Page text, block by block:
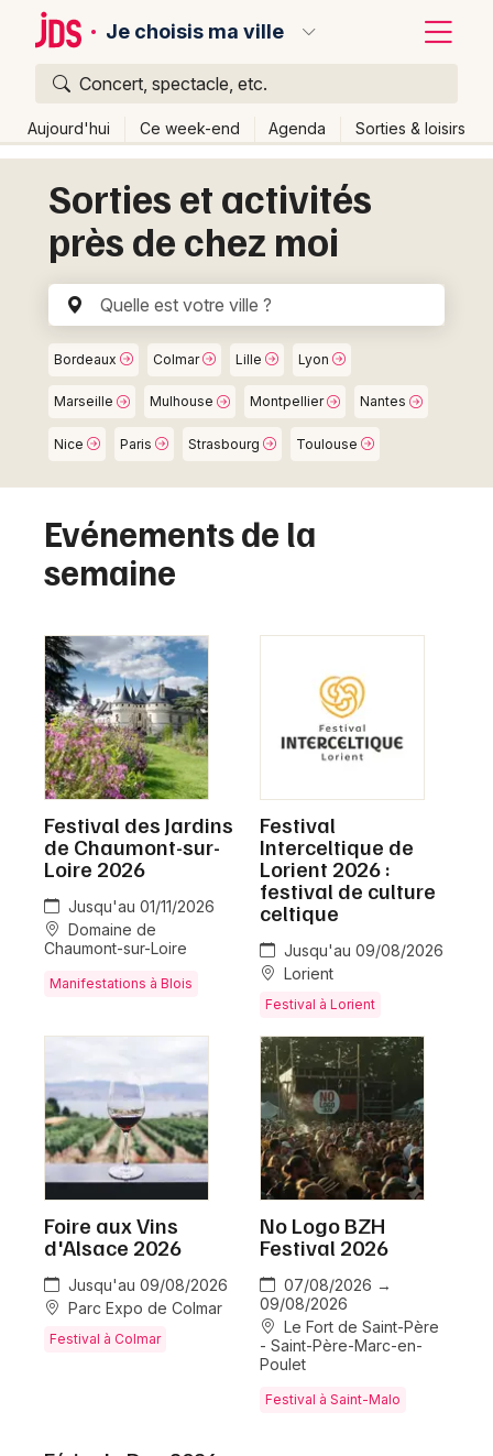
Je choisis ma ville
Concert, spectacle, etc.
Aujourd'hui Ce week-end Agenda Sorties & loisirs
Publier un événement
Grands événements
Manifestations
Foires & salons
Spectacles
Concerts
Sports
Soirées
Sorties famille
Expos
Sorties & loisirs
Jeux concours
Newsletter des sorties
Artistes en tournée
Actualités
Magazine
Actus tourisme & loisirs
Restaurants
Bordeaux
Lille
Lyon
Marseille
Mulhouse
Nantes
Nice
Paris
Strasbourg
Toulouse
Toutes les villes
Retour
Sorties et activités
près de chez moi
Bordeaux Colmar Lille Lyon
Marseille Mulhouse Montpellier Nantes
Nice Paris Strasbourg Toulouse
Evénements de la
semaine
Festival des Jardins
de Chaumont-sur-
Loire 2026
Jusqu'au 01/11/2026
Domaine de
Chaumont-sur-Loire
Manifestations à Blois
Festival
Interceltique de
Lorient 2026 :
festival de culture
celtique
Jusqu'au 09/08/2026
Lorient
Festival à Lorient
Foire aux Vins
d'Alsace 2026
Jusqu'au 09/08/2026
Parc Expo de Colmar
Festival à Colmar
No Logo BZH
Festival 2026
07/08/2026 →
09/08/2026
Le Fort de Saint-Père
- Saint-Père-Marc-en-
Poulet
Festival à Saint-Malo
Quoi ?
Où ?
Partout Près de moi Changer de lieu
Quand ?
Aujourd'hui
Demain Ce week-end